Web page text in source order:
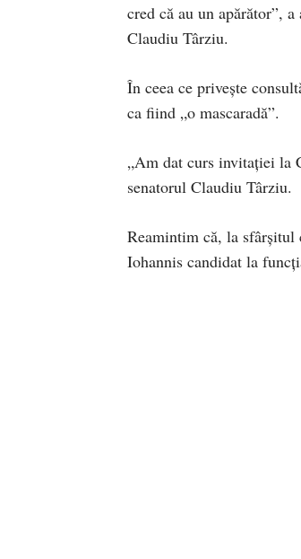
cred că au un apărător”,
Claudiu Târziu.
În ceea ce privește
ca fiind „o mascaradă”.
„Am dat curs invitației la
senatorul Claudiu Târziu.
Reamintim că, la sfârșitul
Iohannis candidat la